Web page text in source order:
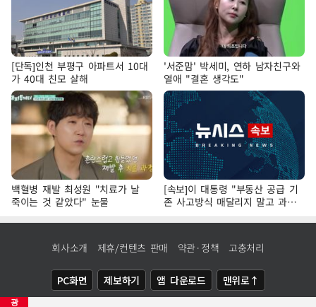
광
[단독]인천 부평구 아파트서 10대
가 40대 친모 살해
'서준맘' 박세미, 연하 남자친구와
열애 "결혼 생각도"
백혈병 재발 최성원 "치료가 날
죽이는 것 같았다" 눈물
[속보]이 대통령 "부동산 공급 기
존 사고방식 매달리지 말고 과감
히 실천"
회사소개 제휴/컨텐츠 판매 약관·정책 고충처리
PC화면 제보하기 앱 다운로드 맨위로↑